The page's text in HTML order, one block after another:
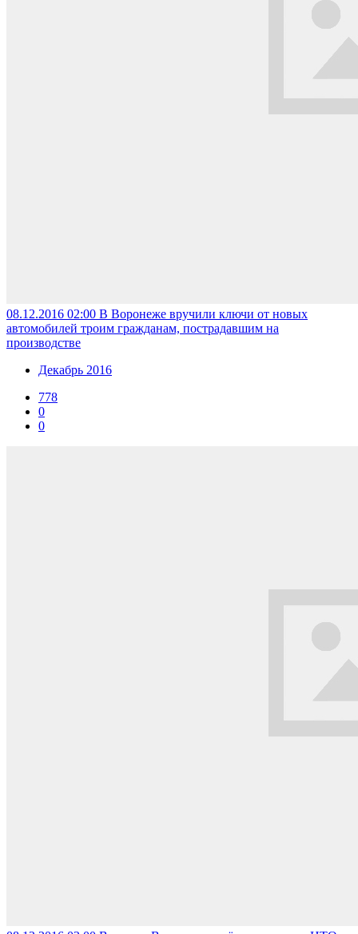
08.12.2016 02:00 В Воронеже вручили ключи от новых
автомобилей троим гражданам, пострадавшим на
производстве
Декабрь 2016
778
0
0